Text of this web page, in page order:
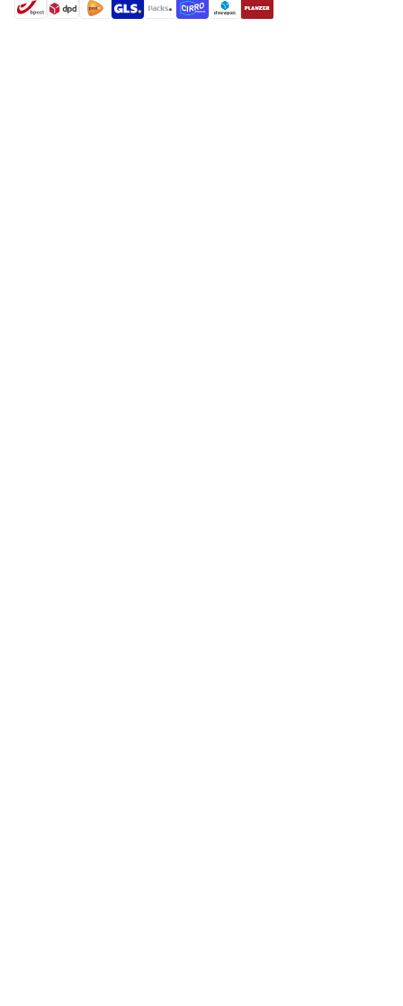
shipment methods